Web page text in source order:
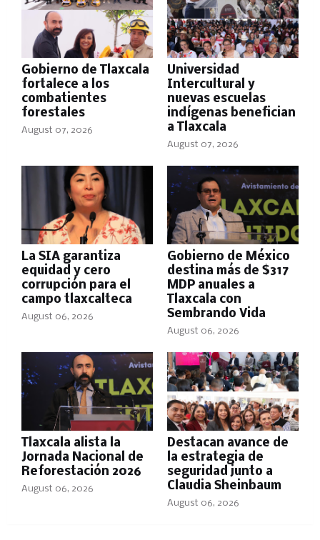
Gobierno de Tlaxcala
fortalece a los
combatientes
forestales
August 07, 2026
Universidad
Intercultural y
nuevas escuelas
indígenas benefician
a Tlaxcala
August 07, 2026
La SIA garantiza
equidad y cero
corrupción para el
campo tlaxcalteca
August 06, 2026
Gobierno de México
destina más de $317
MDP anuales a
Tlaxcala con
Sembrando Vida
August 06, 2026
Tlaxcala alista la
Jornada Nacional de
Reforestación 2026
August 06, 2026
Destacan avance de
la estrategia de
seguridad junto a
Claudia Sheinbaum
August 06, 2026